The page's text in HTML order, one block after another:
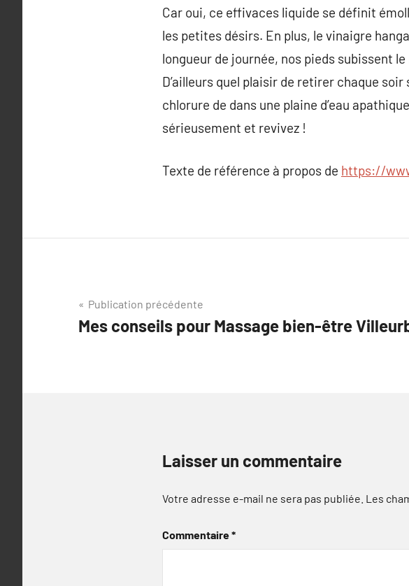
Car oui, ce effivaces liquide se définit
les petites désirs. En plus, le vinaigre
longueur de journée, nos pieds subissent
D’ailleurs quel plaisir de retirer chaque
chlorure de dans une plaine d’eau
sérieusement et revivez !
Texte de référence à propos de https://
Navigation
de
Publication précédente
Mes conseils pour Massage bien-être
Laisser un commentaire
Votre adresse e-mail ne sera pas publiée. Les
Commentaire*